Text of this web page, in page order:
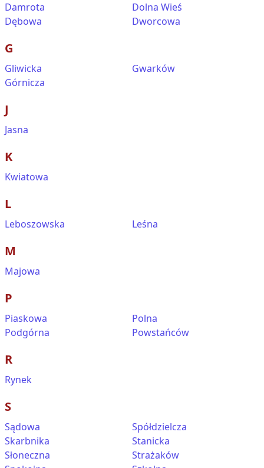
Damrota
Dębowa
Dolna Wieś
Dworcowa
G
Gliwicka
Górnicza
Gwarków
J
Jasna
K
Kwiatowa
L
Leboszowska Leśna
M
Majowa
P
Piaskowa
Podgórna
Polna
Powstańców
R
Rynek
S
Sądowa
Skarbnika
Słoneczna
Spółdzielcza
Stanicka
Strażaków